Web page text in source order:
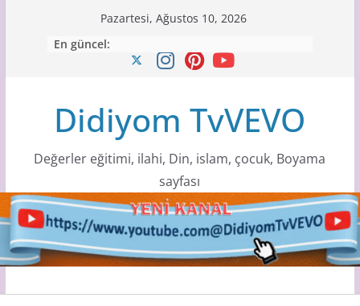
Pazartesi, Ağustos 10, 2026
En güncel:
Didiyom TvVEVO
Değerler eğitimi, ilahi, Din, islam, çocuk, Boyama
sayfası